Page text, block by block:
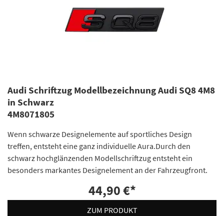
Audi Schriftzug Modellbezeichnung Audi SQ8 4M8
in Schwarz
4M8071805
Wenn schwarze Designelemente auf sportliches Design
treffen, entsteht eine ganz individuelle Aura.Durch den
schwarz hochglänzenden Modellschriftzug entsteht ein
besonders markantes Designelement an der Fahrzeugfront.
44,90 €*
ZUM PRODUKT